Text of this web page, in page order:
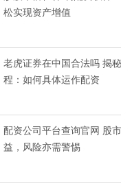
松实现资产增值
老虎证券在中国合法吗 揭
程：如何具体运作配资
配资公司平台查询官网 股
益，风险亦需警惕